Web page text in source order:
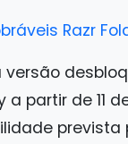
Razr
versão
a partir de 11
prevista